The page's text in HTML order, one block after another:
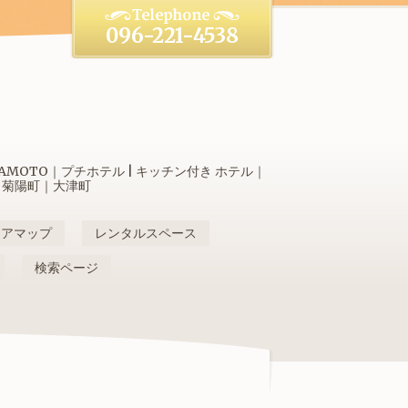
｜プチホテル | キッチン付き ホテル｜
陽町｜大津町
096-221-4538
マップ レンタルスペース
検索ページ